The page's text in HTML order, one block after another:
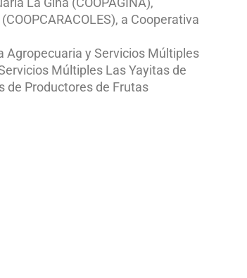
a Cooperativa
Agropecuaria y Servicios Múltiples
Múltiples Las Yayitas de
de Productores de Frutas